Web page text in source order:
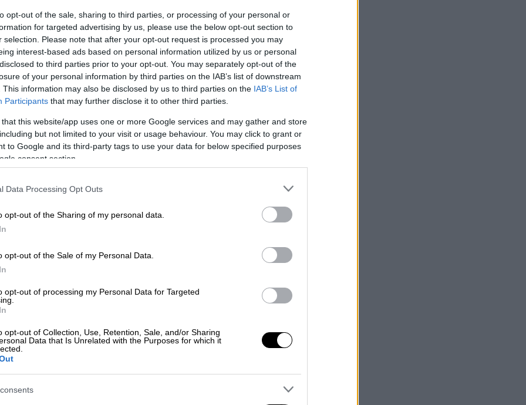
opt-out of the sale, sharing to third parties, or processing of your personal or
for targeted advertising by us, please use the below opt-out section to
selection. Please note that after your opt-out request is processed you may
interest-based ads based on personal information utilized by us or personal
to third parties prior to your opt-out. You may separately opt-out of the
of your personal information by third parties on the IAB’s list of downstream
This information may also be disclosed by us to third parties on the IAB’s List of
Participants that may further disclose it to other third parties.
that this website/app uses one or more Google services and may gather and store
but not limited to your visit or usage behaviour. You may click to grant or
to Google and its third-party tags to use your data for below specified purposes
consent section.
Data Processing Opt Outs
opt-out of the Sharing of my personal data.
opt-out of the Sale of my Personal Data.
opt-out of processing my Personal Data for Targeted
opt-out of Collection, Use, Retention, Sale, and/or Sharing
Data that Is Unrelated with the Purposes for which it
το ΕΘΝΟΣ στη Google
του Κυπέλλου Ελλάδας, νικώντας
Arena. Ωστόσο θα πρέπει να περιμένει τα
διαπιστώσει αν θα βρίσκεται στην
απευθείας στα προημιτελικά ή θα
νίκη των Ερυθρόλευκων με 5άρα
έκανε το «4 στα 4» και